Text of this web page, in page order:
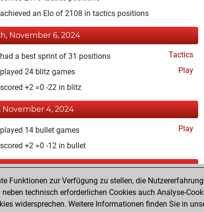
an Elo of 2108 in tactics positions
November 6, 2024
a best sprint of 31 positions
Tactics
24 blitz games
Play
+2 =0 -22 in blitz
November 4, 2024
14 bullet games
Play
+2 =0 -12 in bullet
November 30, 2021
3 slow games
Play
+0 =0 -3 in slow games
Funktionen zur Verfügung zu stellen, die
technisch erforderlichen Cookies auch Analyse-
widersprechen. Weitere Informationen finden Sie in